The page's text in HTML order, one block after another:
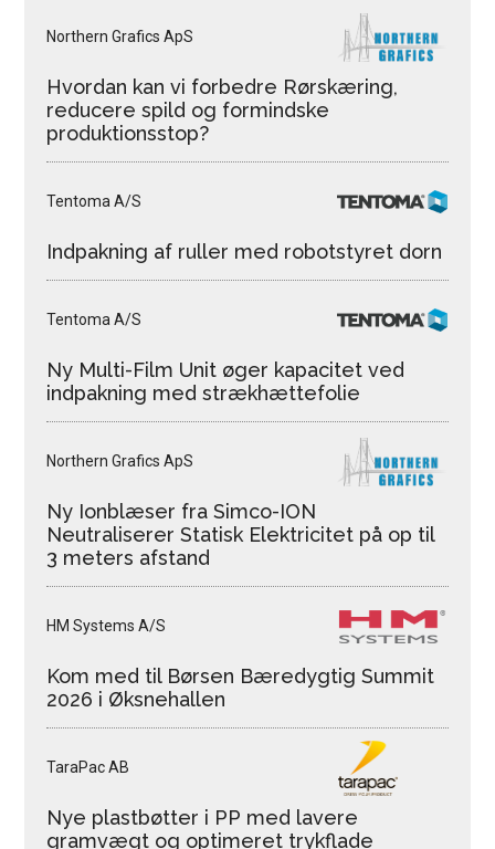
Northern Grafics ApS
Hvordan kan vi forbedre Rørskæring,
reducere spild og formindske
produktionsstop?
Tentoma A/S
Indpakning af ruller med robotstyret dorn
Tentoma A/S
Ny Multi-Film Unit øger kapacitet ved
indpakning med strækhættefolie
Northern Grafics ApS
Ny Ionblæser fra Simco-ION
Neutraliserer Statisk Elektricitet på op til
3 meters afstand
HM Systems A/S
Kom med til Børsen Bæredygtig Summit
2026 i Øksnehallen
TaraPac AB
Nye plastbøtter i PP med lavere
gramvægt og optimeret trykflade